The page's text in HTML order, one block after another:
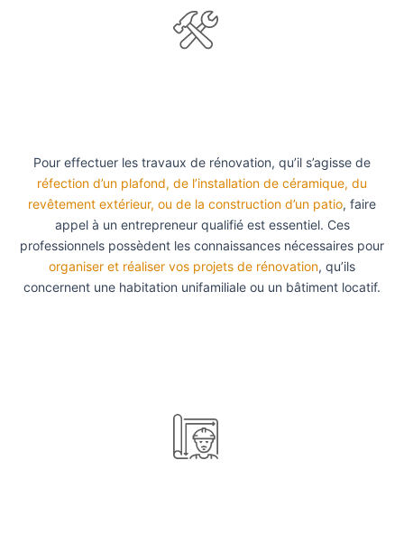
Pour effectuer les travaux de rénovation, qu’il s’agisse de
réfection d’un plafond, de l’installation de céramique, du
revêtement extérieur, ou de la construction d’un patio, faire
appel à un entrepreneur qualifié est essentiel. Ces
professionnels possèdent les connaissances nécessaires pour
organiser et réaliser vos projets de rénovation, qu’ils
concernent une habitation unifamiliale ou un bâtiment locatif.